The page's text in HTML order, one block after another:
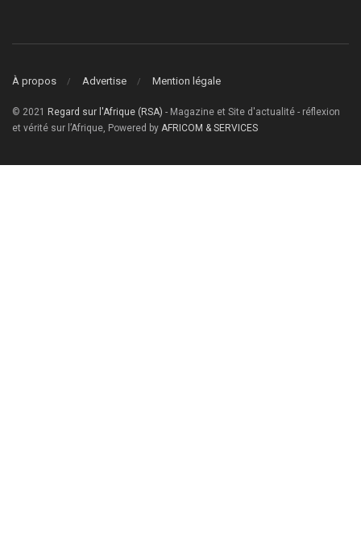
À propos Advertise Mention légale
© 2021 Regard sur l'Afrique (RSA) - Magazine et Site d'actualité - réflexion
et vérité sur l’Afrique, Powered by AFRICOM & SERVICES